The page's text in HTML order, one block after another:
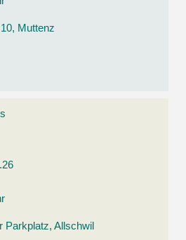
Muttenz
Parkplatz, Allschwil